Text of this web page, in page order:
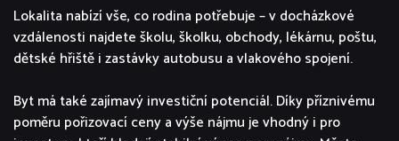
Lokalita nabízí vše, co rodina potřebuje – v docházkové
vzdálenosti najdete školu, školku, obchody, lékárnu, poštu,
dětské hřiště i zastávky autobusu a vlakového spojení.
Byt má také zajímavý investiční potenciál. Díky příznivému
poměru pořizovací ceny a výše nájmu je vhodný i pro